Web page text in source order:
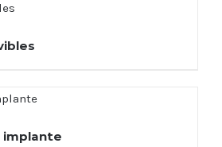
implante